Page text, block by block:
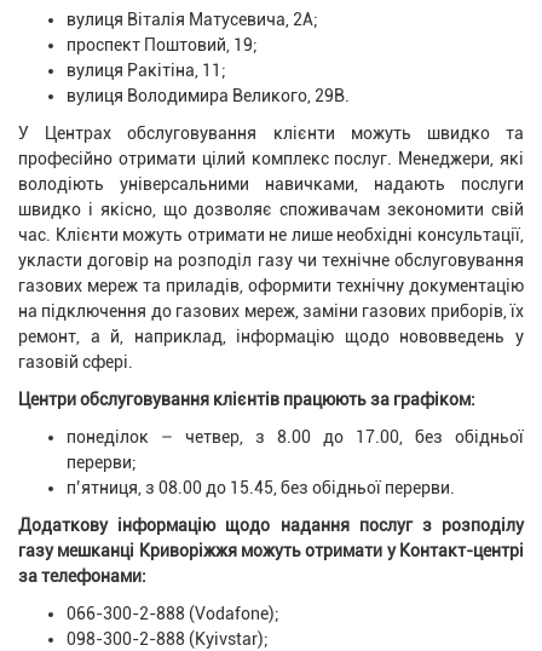
вулиця Віталія Матусевича, 2А;
проспект Поштовий, 19;
вулиця Ракітіна, 11;
вулиця Володимира Великого, 29В.
У Центрах обслуговування клієнти можуть швидко та
професійно отримати цілий комплекс послуг. Менеджери, які
володіють універсальними навичками, надають послуги
швидко і якісно, що дозволяє споживачам зекономити свій
час. Клієнти можуть отримати не лише необхідні консультації,
укласти договір на розподіл газу чи технічне обслуговування
газових мереж та приладів, оформити технічну документацію
на підключення до газових мереж, заміни газових приборів, їх
ремонт, а й, наприклад, інформацію щодо нововведень у
газовій сфері.
Центри обслуговування клієнтів працюють за графіком:
понеділок – четвер, з 8.00 до 17.00, без обідньої
перерви;
п’ятниця, з 08.00 до 15.45, без обідньої перерви.
Додаткову інформацію щодо надання послуг з розподілу
газу мешканці Криворіжжя можуть отримати у Контакт-центрі
за телефонами:
066-300-2-888 (Vodafone);
098-300-2-888 (Kyivstar);